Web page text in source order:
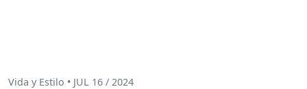
Vida y Estilo • JUL 16 / 2024